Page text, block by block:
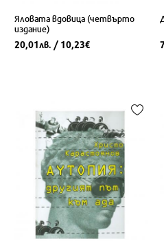
Яловата вдовица (четвърто
издание)
20,01лв. / 10,23€